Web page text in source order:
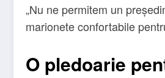
„Nu ne permitem un
marionete confortabile
O pledoarie